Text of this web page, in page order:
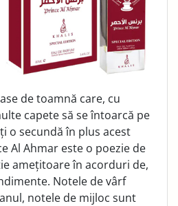
de toamnă care, cu
capete să se întoarcă pe
o secundă în plus acest
Al Ahmar este o poezie de
amețitoare în acorduri de,
Notele de vârf
notele de mijloc sunt